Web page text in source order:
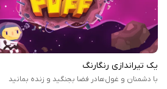
یک تیراندازی رنگارنگ
با دشمنان و غول‌هادر فضا بجنگید و زنده بمانید